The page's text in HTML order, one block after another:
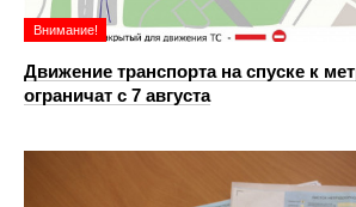
Внимание!
Движение транспорта на спуске к
ограничат с 7 августа